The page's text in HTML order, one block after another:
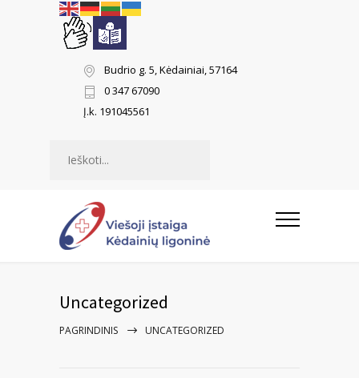
Budrio g. 5, Kėdainiai, 57164
0 347 67090
Į.k. 191045561
Uncategorized
PAGRINDINIS UNCATEGORIZED